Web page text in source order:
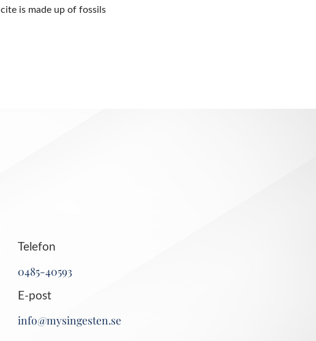
is made up of fossils
Telefon
0485-40593
E-post
info@mysingesten.se